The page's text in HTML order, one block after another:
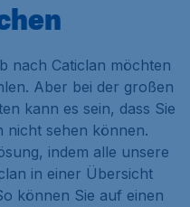
nach Caticlan möchten
Aber bei der großen
kann es sein, dass Sie
nicht sehen können.
indem alle unsere
in einer Übersicht
können Sie auf einen